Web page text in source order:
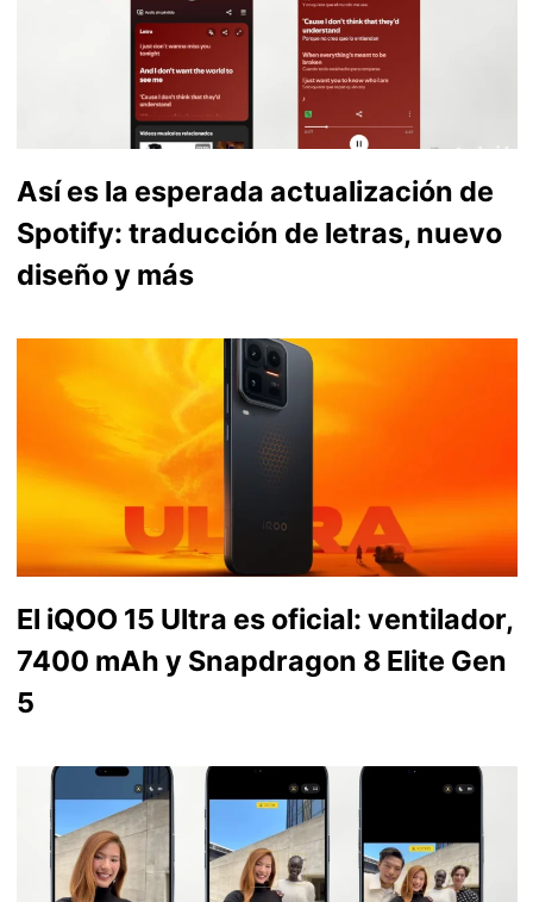
Así es la esperada actualización de
Spotify: traducción de letras, nuevo
diseño y más
El iQOO 15 Ultra es oficial: ventilador,
7400 mAh y Snapdragon 8 Elite Gen
5